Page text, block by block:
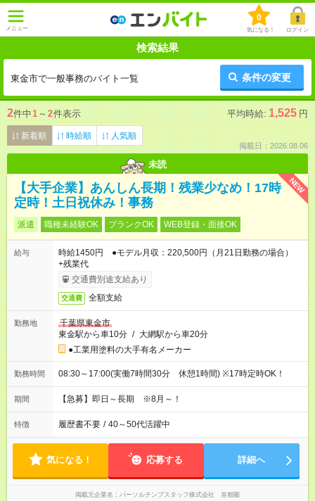
メニュー
0
気になる！ ログイン
検索結果
東金市で一般事務のバイト一覧 条件の変更
2件中1 ～ 2件表示 平均時給: 1,525 円
新着順 時給順 人気順
掲載日：2026.08.06
未読
NEW
【大手企業】あんしん長期！残業少なめ！17時
定時！土日祝休み！事務
派遣 職種未経験OK ブランクOK WEB登録・面接OK
給与
時給1450円 ●モデル月収：220,500円（月21日勤務の場合）
+残業代
交通費別途支給あり
交通費 全額支給
勤務地
千葉県東金市
東金駅から車10分 / 大網駅から車20分
●工業用塗料の大手有名メーカー
勤務時間 08:30～17:00(実働7時間30分 休憩1時間) ※17時定時OK！
期間 【急募】即日～長期 ※8月～！
特徴 履歴書不要 / 40～50代活躍中
気になる！ 応募する 詳細へ
掲載元企業名 パーソルテンプスタッフ株式会社 首都圏